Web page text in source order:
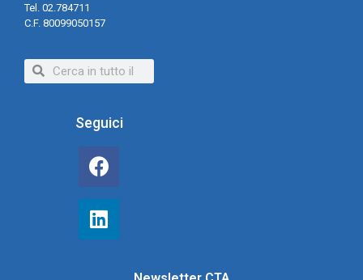
Tel. 02.784711
C.F. 80099050157
Seguici